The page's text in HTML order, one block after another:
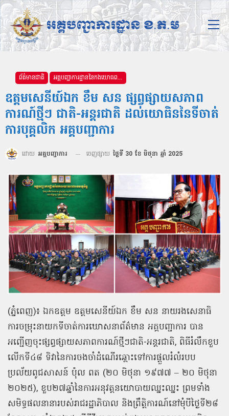
ព័ត៌មានជាតិ អគ្គបញ្ជាការដ្ឋាននៃកងយោធពលខេមរភូមិន្ទ
ឧត្តមសេនីយ៍ឯក ខឹម សន ផ្សព្វផ្សាយសភាព
ការណ៍ថ្មីៗ ជាតិ-អន្ដរជាតិ ដល់យោធិននៃទីចាត់
ការបុគ្គលិក អគ្គបញ្ជាការ
ដោយ អគ្គបញ្ជាការ ចេញផ្សាយ ថ្ងៃទី 30 ខែ មិថុនា ឆ្នាំ 2025
(ភ្នំពេញ)៖ ឯកឧត្តម ឧត្តមសេនីយ៍ឯក ខឹម សន នាយរងសេនាធិ
ការចម្រុះនាយកទីចាត់ការឃោសនាព័ត៌មាន អគ្គបញ្ជាការ បាន
អញ្ជើញចុះផ្សព្វផ្សាយសភាពការណ៍ថ្មីៗជាតិ-អន្តរជាតិ, ពិធីរំលឹកខួប
លើកទី៤៨ ទិវានៃការចងចាំដំណើរឆ្ពោះទៅការផ្តួលរំលំរបប
ប្រល័យពូជសាសន៍ ប៉ុល ពត (២០ មិថុនា ១៩៧៧ – ២០ មិថុនា
២០២៥), ខួប២៧ឆ្នាំនៃការអនុវត្តនយោបាយឈ្នះឈ្នះ ព្រមទាំង
សមិទ្ធផលនានារបស់រាជរដ្ឋាភិបាល និងព្រឹត្តិការណ៍នៅមុំបីថ្ងៃទី២៨